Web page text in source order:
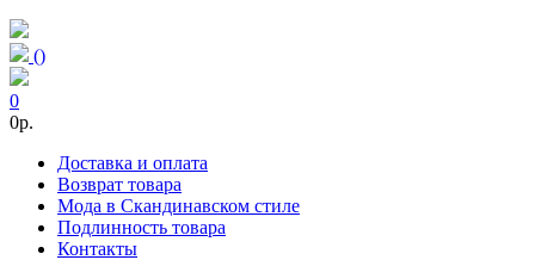
()
0
0p.
Доставка и оплата
Возврат товара
Мода в Скандинавском стиле
Подлинность товара
Контакты